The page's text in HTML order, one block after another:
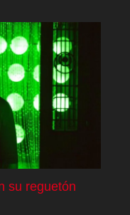
su reguetón